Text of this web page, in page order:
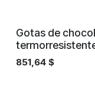
Gotas de
851,64 $